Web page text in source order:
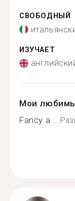
СВОБОДНЫЙ
ИЗУЧАЕТ
Мои
Fancy a ...